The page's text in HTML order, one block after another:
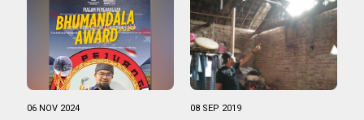
06 NOV 2024 08 SEP 2019